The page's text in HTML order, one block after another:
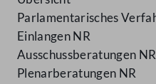
Parlamentarisches
Einlangen NR
Ausschussberatungen NR
Plenarberatungen NR